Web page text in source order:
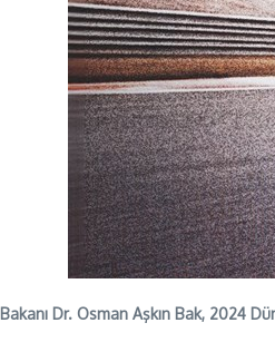
Dr. Osman Aşkın Bak, 2024